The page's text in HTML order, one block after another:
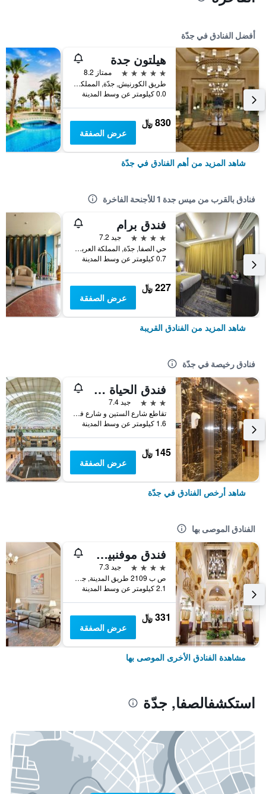
أفضل الفنادق في جدّة
هيلتون جدة
5 نجوم
ممتاز 8.2
طريق الكورنيش, جدّة, المملكة العربية السعودية
0.0 كيلومتر عن وسط المدينة
830 ﷼
عرض الصفقة
شاهد المزيد من أهم الفنادق في جدّة
فنادق بالقرب من ميس جدة 1 للأجنحة الفاخرة
فندق برام
4 نجوم
جيد 7.2
حي الصفا, جدّة, المملكة العربية السعودية
0.7 كيلومتر عن وسط المدينة
227 ﷼
عرض الصفقة
شاهد المزيد من الفنادق القريبة
فنادق رخيصة في جدّة
فندق الحياة جدة كونتيننتال
3 نجوم
جيد 7.4
تقاطع شارع الستين و شارع فلسطين، مقابل سامبا بنك, جدّة, المملكة العربية السعودية
1.6 كيلومتر عن وسط المدينة
145 ﷼
عرض الصفقة
شاهد أرخص الفنادق في جدّة
الفنادق الموصى بها
فندق موفنبيك جدة
4 نجوم
جيد 7.3
ص ب 2109 طريق المدينة, جدّة, المملكة العربية السعودية
2.1 كيلومتر عن وسط المدينة
331 ﷼
عرض الصفقة
مشاهدة الفنادق الأخرى الموصى بها
استكشفالصفا, جدّة